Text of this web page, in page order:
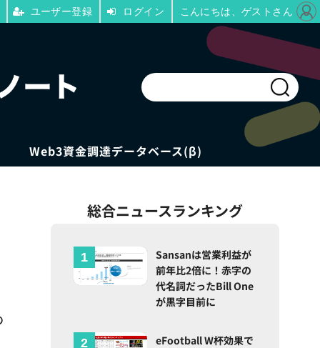
Web3資金調達データベース(β)
総合ニュースランキング
Sansanは営業利益が
前年比2倍に！赤字の
代名詞だったBill One
が黒字目前に
eFootball W杯効果で
ユーザー登録 ログイン こんにちは、ゲストさん